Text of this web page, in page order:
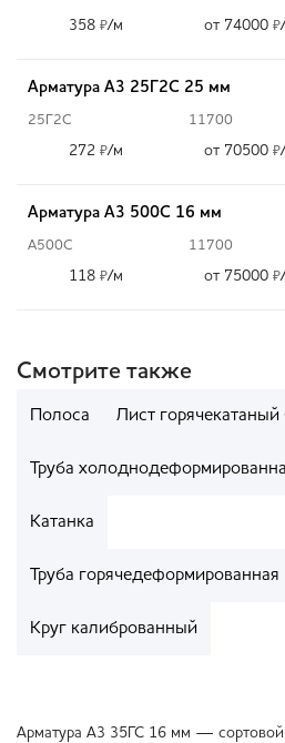
358 ₽/м от 74000 ₽
Арматура А3 25Г2С 25 мм
25Г2С 11700
272 ₽/м от 70500 ₽
Арматура А3 500С 16 мм
А500С 11700
118 ₽/м от 75000 ₽
Смотрите также
Полоса Лист горячекатаный
Труба
Катанка
Труба горячедеформированная
Круг калиброванный
Арматура А3 35ГС 16 мм — сортовой